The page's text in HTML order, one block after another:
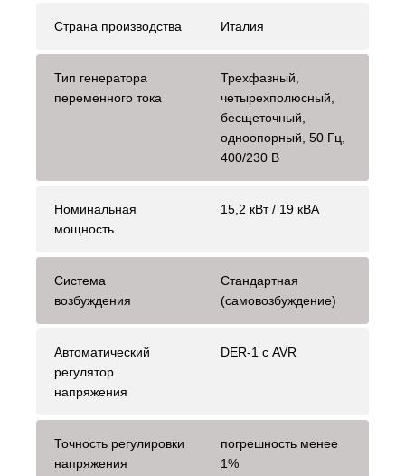
Страна производства Италия
Тип генератора
переменного тока
Трехфазный,
четырехполюсный,
бесщеточный,
одноопорный, 50 Гц,
400/230 В
Номинальная
мощность
15,2 кВт / 19 кВА
Система
возбуждения
Стандартная
(самовозбуждение)
Автоматический
регулятор
напряжения
DER-1 с AVR
Точность регулировки
напряжения
погрешность менее
1%